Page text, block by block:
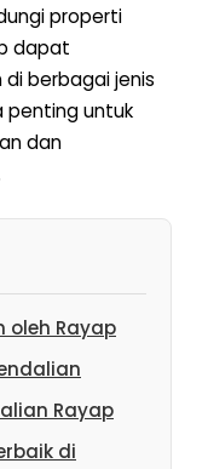
properti
dapat
berbagai jenis
penting untuk
dan
oleh Rayap
Rayap
di